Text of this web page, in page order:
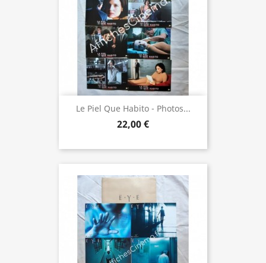
Le Piel Que Habito - Photos...
22,00 €